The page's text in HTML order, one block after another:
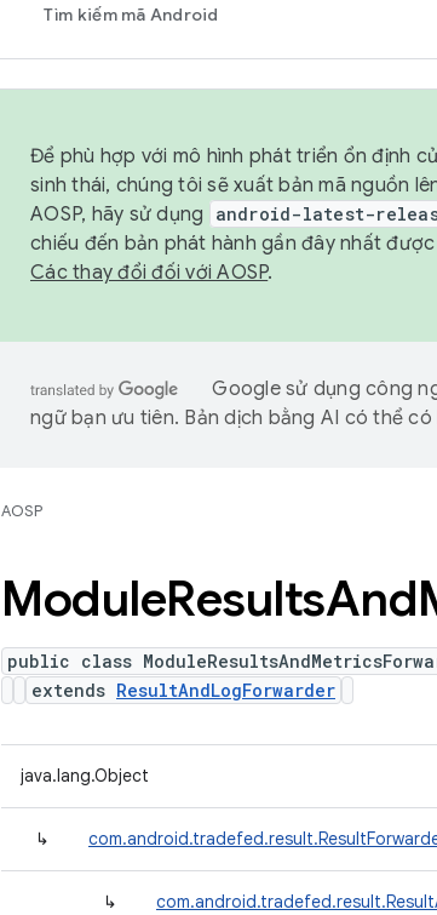
Tìm kiếm mã Android
Để phù hợp với mô hình phát triển ổn định
sinh thái, chúng tôi sẽ xuất bản mã nguồn
AOSP, hãy sử dụng
android-latest-
chiếu đến bản phát hành gần đây nhất
Các thay đổi đối với AOSP.
Google sử dụng công
ngữ bạn ưu tiên. Bản dịch bằng AI có thể có
AOSP
ModuleResultsAnd
public class
extends ResultAndLogForwarder
java.lang.Object
↳
↳